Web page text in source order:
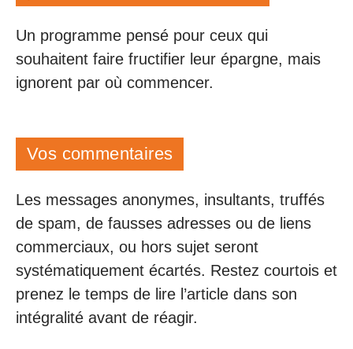
Un programme pensé pour ceux qui
souhaitent faire fructifier leur épargne, mais
ignorent par où commencer.
Vos commentaires
Les messages anonymes, insultants, truffés
de spam, de fausses adresses ou de liens
commerciaux, ou hors sujet seront
systématiquement écartés. Restez courtois et
prenez le temps de lire l’article dans son
intégralité avant de réagir.